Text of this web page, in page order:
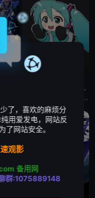
Grow Up Show :向日葵马戏团:
大约在昭和30年代（1950年代中期至1960年代中期），以正处于经济高度成长期的日本为背景，那是一个马戏团作为主流娱乐、深深融入人们日常生活的时代。 为了争夺只有顶尖马戏团才被允许参加的世界级盛典
了，喜欢的麻烦分
用爱发电，网站反
了网站安全。
观影
备用网
群:1075889148